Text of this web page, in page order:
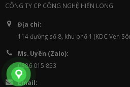
CÔNG TY CP CÔNG NGHỆ HIỂN LONG
Địa chỉ:
114 đường số 8, khu phố 1 (KDC Ven
Ms. Uyên (Zalo):
0386 015 853
Email: